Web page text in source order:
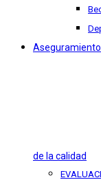
Aseguramiento
de la calidad